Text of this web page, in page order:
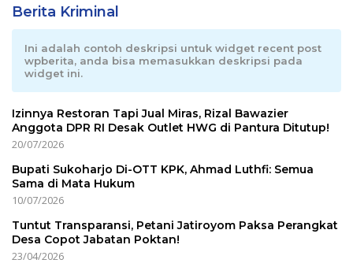
Berita Kriminal
Ini adalah contoh deskripsi untuk widget recent post
wpberita, anda bisa memasukkan deskripsi pada
widget ini.
Izinnya Restoran Tapi Jual Miras, Rizal Bawazier
Anggota DPR RI Desak Outlet HWG di Pantura Ditutup!
20/07/2026
Bupati Sukoharjo Di-OTT KPK, Ahmad Luthfi: Semua
Sama di Mata Hukum
10/07/2026
Tuntut Transparansi, Petani Jatiroyom Paksa Perangkat
Desa Copot Jabatan Poktan!
23/04/2026